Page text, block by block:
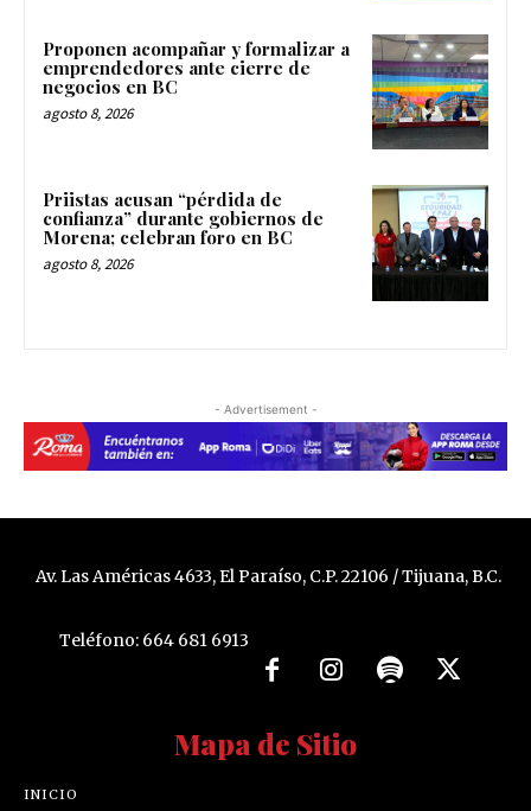
Proponen acompañar y formalizar a
emprendedores ante cierre de
negocios en BC
agosto 8, 2026
Priistas acusan “pérdida de
confianza” durante gobiernos de
Morena; celebran foro en BC
agosto 8, 2026
- Advertisement -
Av. Las Américas 4633, El Paraíso, C.P. 22106 / Tijuana, B.C.
Teléfono: 664 681 6913
Mapa de Sitio
INICIO